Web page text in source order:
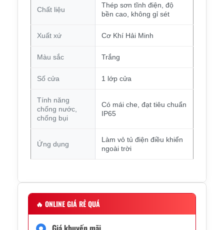
Chất liệu
Thép sơn tĩnh điện, độ
bền cao, không gỉ sét
Xuất xứ Cơ Khí Hải Minh
Màu sắc Trắng
Số cửa 1 lớp cửa
Tính năng
chống nước,
chống bụi
Có mái che, đạt tiêu chuẩn
IP65
Ứng dụng
Làm vỏ tủ điện điều khiển
ngoài trời
🔥 ONLINE GIÁ RẺ QUÁ